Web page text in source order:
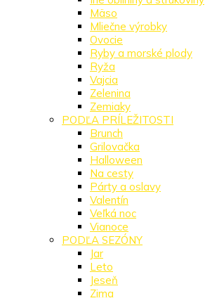
Mäso
Mliečne výrobky
Ovocie
Ryby a morské plody
Ryža
Vajcia
Zelenina
Zemiaky
PODĽA PRÍLEŽITOSTI
Brunch
Grilovačka
Halloween
Na cesty
Párty a oslavy
Valentín
Veľká noc
Vianoce
PODĽA SEZÓNY
Jar
Leto
Jeseň
Zima